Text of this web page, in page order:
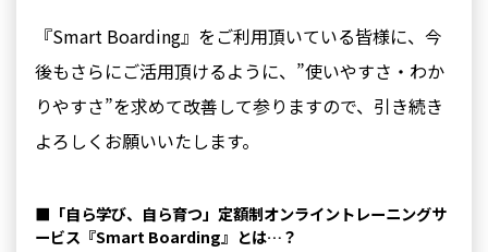
『Smart Boarding』をご利用頂いている皆様に、今
後もさらにご活用頂けるように、”使いやすさ・わか
りやすさ”を求めて改善して参りますので、引き続き
よろしくお願いいたします。
■「⾃ら学び、⾃ら育つ」定額制オンライントレーニングサ
ービス『Smart Boarding』とは…？